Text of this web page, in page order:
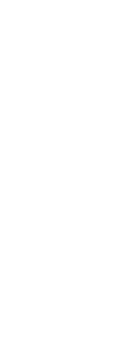
các loại cây
các lớp trầm tích và
vườn ngay cả
sắc hài hòa, vừa